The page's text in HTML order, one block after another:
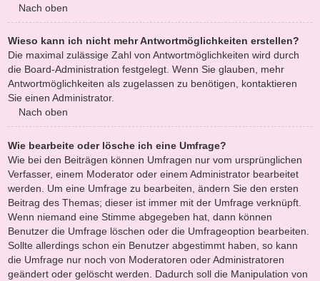
Nach oben
Wieso kann ich nicht mehr Antwortmöglichkeiten erstellen?
Die maximal zulässige Zahl von Antwortmöglichkeiten wird durch
die Board-Administration festgelegt. Wenn Sie glauben, mehr
Antwortmöglichkeiten als zugelassen zu benötigen, kontaktieren
Sie einen Administrator.
Nach oben
Wie bearbeite oder lösche ich eine Umfrage?
Wie bei den Beiträgen können Umfragen nur vom ursprünglichen
Verfasser, einem Moderator oder einem Administrator bearbeitet
werden. Um eine Umfrage zu bearbeiten, ändern Sie den ersten
Beitrag des Themas; dieser ist immer mit der Umfrage verknüpft.
Wenn niemand eine Stimme abgegeben hat, dann können
Benutzer die Umfrage löschen oder die Umfrageoption bearbeiten.
Sollte allerdings schon ein Benutzer abgestimmt haben, so kann
die Umfrage nur noch von Moderatoren oder Administratoren
geändert oder gelöscht werden. Dadurch soll die Manipulation von